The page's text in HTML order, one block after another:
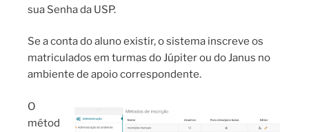
sua Senha da USP.
Se a conta do aluno existir, o sistema inscreve os
matriculados em turmas do Júpiter ou do Janus no
ambiente de apoio correspondente.
O
métod